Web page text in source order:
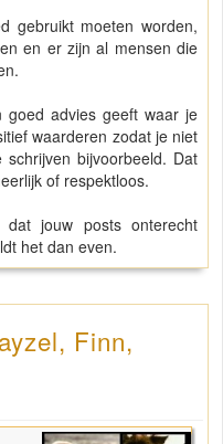
gebruikt moeten worden,
en er zijn al mensen die
goed advies geeft waar je
waarderen zodat je niet
bijvoorbeeld. Dat
of respektloos.
jouw posts onterecht
het dan even.
Finn,